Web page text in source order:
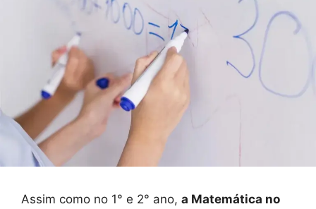
Assim como no 1° e 2° ano, a Matemática no